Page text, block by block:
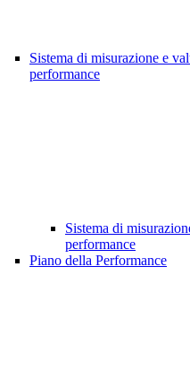
Sistema di misurazione e
performance
Sistema di
performance
Piano della Performance